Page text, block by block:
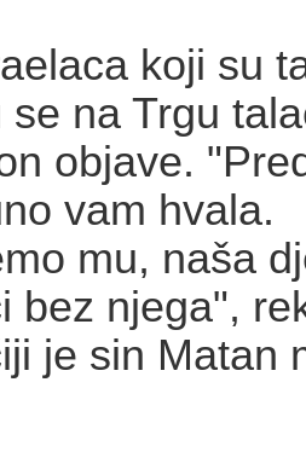
koji su
na Trgu
objave.
vam hvala.
mu, naša
bez njega",
je sin Matan